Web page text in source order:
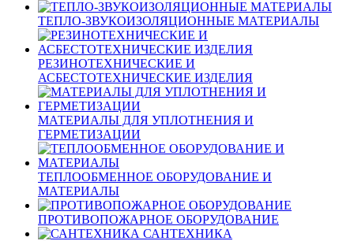
Вход Регистрация
ТЕПЛО-ЗВУКОИЗОЛЯЦИОННЫЕ МАТЕРИАЛЫ
РЕЗИНОТЕХНИЧЕСКИЕ И
АСБЕСТОТЕХНИЧЕСКИЕ ИЗДЕЛИЯ
МАТЕРИАЛЫ ДЛЯ УПЛОТНЕНИЯ И
ГЕРМЕТИЗАЦИИ
ТЕПЛООБМЕННОЕ ОБОРУДОВАНИЕ И
МАТЕРИАЛЫ
ПРОТИВОПОЖАРНОЕ ОБОРУДОВАНИЕ
САНТЕХНИКА